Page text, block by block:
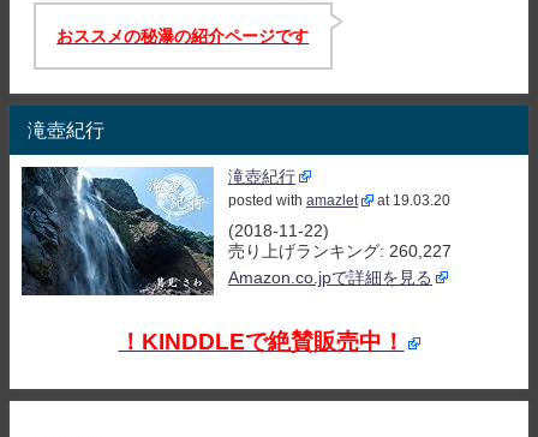
おススメの秘瀑の紹介ページです
滝壺紀行
滝壺紀行
posted with amazlet at 19.03.20
(2018-11-22)
売り上げランキング: 260,227
Amazon.co.jpで詳細を見る
！KINDDLEで絶賛販売中！